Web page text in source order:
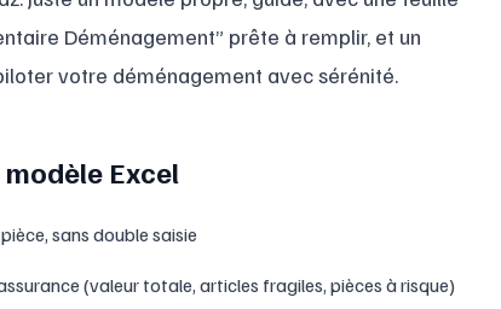
Déménagement” prête à remplir, et un
votre déménagement avec sérénité.
Excel
sans double saisie
(valeur totale, articles fragiles, pièces à risque)